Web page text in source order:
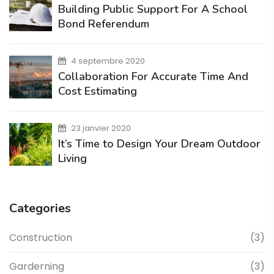
Building Public Support For A School
Bond Referendum
4 septembre 2020
Collaboration For Accurate Time And
Cost Estimating
23 janvier 2020
It’s Time to Design Your Dream Outdoor
Living
Categories
Construction (3)
Garderning (3)